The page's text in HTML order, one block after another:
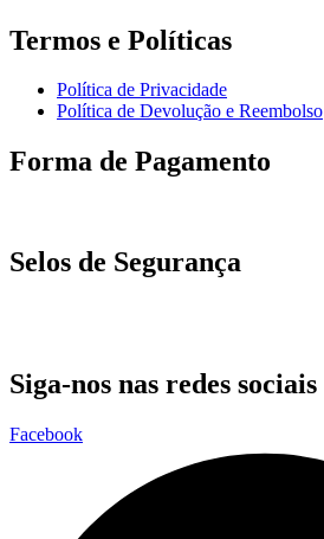
Termos e Políticas
Política de Privacidade
Política de Devolução e Reembolso
Forma de Pagamento
Selos de Segurança
Siga-nos nas redes sociais
Facebook